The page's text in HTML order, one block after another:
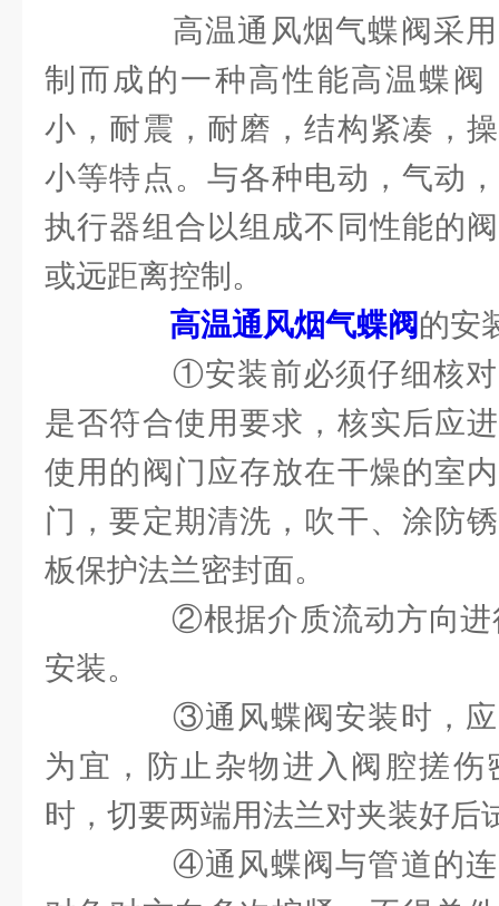
高温通风烟气蝶阀采用
制而成的一种高性能高温蝶阀
小，耐震，耐磨，结构紧凑，
小等特点。与各种电动，气动
执行器组合以组成不同性能的
或远距离控制。
高温通风烟气蝶阀的安
①安装前必须仔细核对
是否符合使用要求，核实后应
使用的阀门应存放在干燥的室
门，要定期清洗，吹干、涂防
板保护法兰密封面。
②根据介质流动方向进
安装。
③通风蝶阀安装时，应
为宜，防止杂物进入阀腔搓
时，切要两端用法兰对夹装好后
④通风蝶阀与管道的连